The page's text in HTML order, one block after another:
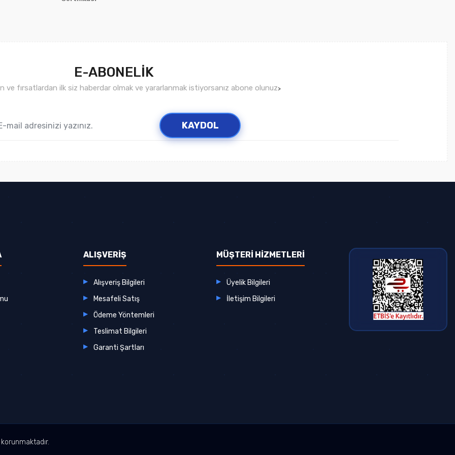
Gönder
E-ABONELİK
ve fırsatlardan ilk siz haberdar olmak ve yararlanmak istiyorsanız abone olunuz>
KAYDOL
ALIŞVERİŞ
Alışveriş Bilgileri
Mesafeli Satış
Ödeme Yöntemleri
Teslimat Bilgileri
Garanti Şartları
MÜŞTERİ HİZMETLERİ
Üyelik Bilgileri
İletişim Bilgileri